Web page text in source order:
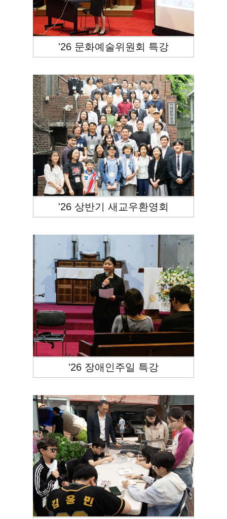
'26 문화예술위원회 특강
'26 상반기 새교우환영회
'26 장애인주일 특강